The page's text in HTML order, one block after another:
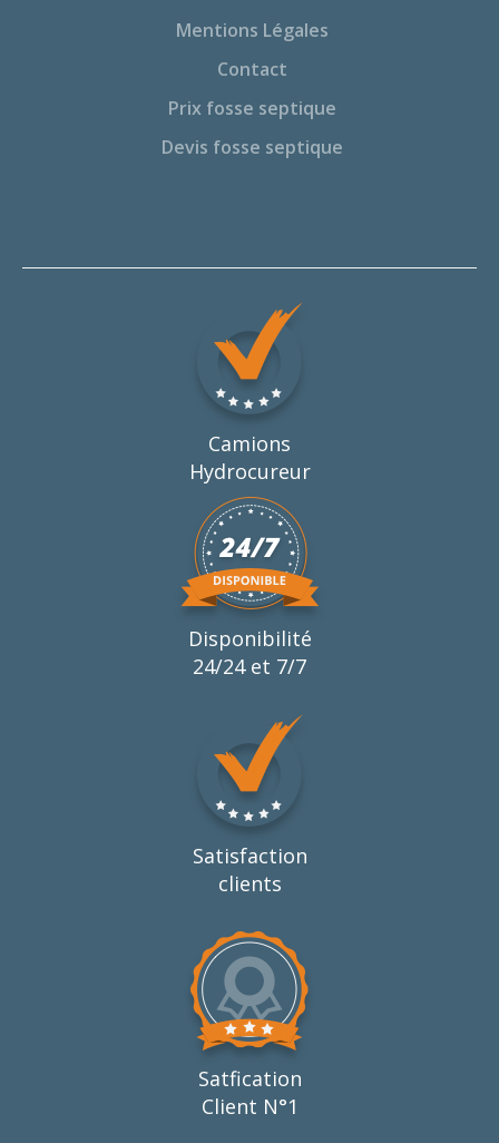
Mentions Légales
Contact
Prix fosse septique
Devis fosse septique
Camions
Hydrocureur
Disponibilité
24/24 et 7/7
Satisfaction
clients
Satfication
Client N°1